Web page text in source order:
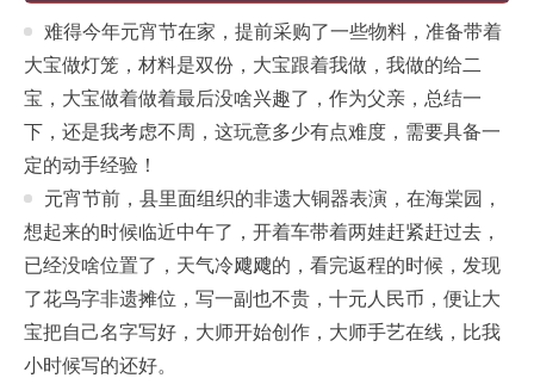
难得今年元宵节在家，提前采购了一些物料，准备带着
大宝做灯笼，材料是双份，大宝跟着我做，我做的给二
宝，大宝做着做着最后没啥兴趣了，作为父亲，总结一
下，还是我考虑不周，这玩意多少有点难度，需要具备一
定的动手经验！
元宵节前，县里面组织的非遗大铜器表演，在海棠园，
想起来的时候临近中午了，开着车带着两娃赶紧赶过去，
已经没啥位置了，天气冷飕飕的，看完返程的时候，发现
了花鸟字非遗摊位，写一副也不贵，十元人民币，便让大
宝把自己名字写好，大师开始创作，大师手艺在线，比我
小时候写的还好。